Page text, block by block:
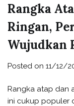
Rangka
Ringan,
Wujudkan
Posted on 11/12/
Rangka atap dan
ini cukup populer